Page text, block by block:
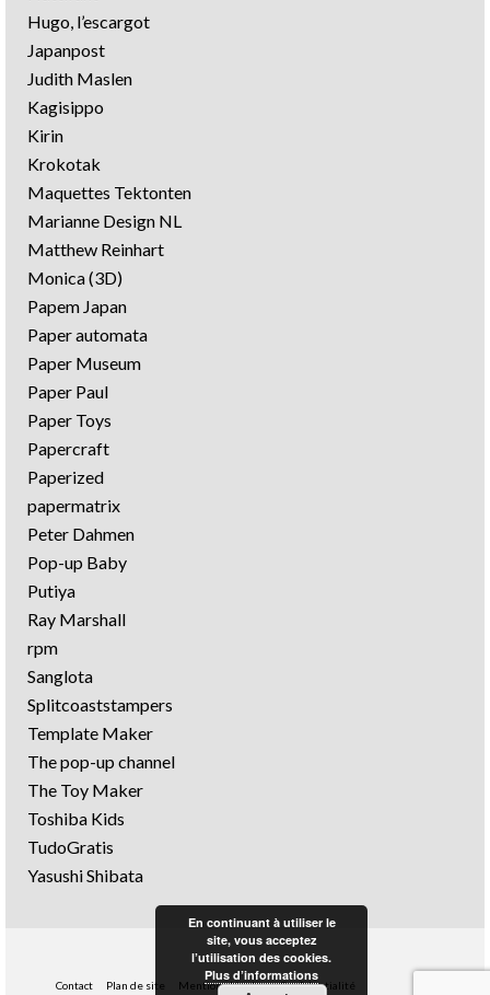
Hugo, l’escargot
Japanpost
Judith Maslen
Kagisippo
Kirin
Krokotak
Maquettes Tektonten
Marianne Design NL
Matthew Reinhart
Monica (3D)
Papem Japan
Paper automata
Paper Museum
Paper Paul
Paper Toys
Papercraft
Paperized
papermatrix
Peter Dahmen
Pop-up Baby
Putiya
Ray Marshall
rpm
Sanglota
Splitcoaststampers
Template Maker
The pop-up channel
The Toy Maker
Toshiba Kids
TudoGratis
Yasushi Shibata
Contact Plan de site Mentions légales Confidentialité
En continuant à utiliser le
site, vous acceptez
l’utilisation des cookies.
Plus d’informations